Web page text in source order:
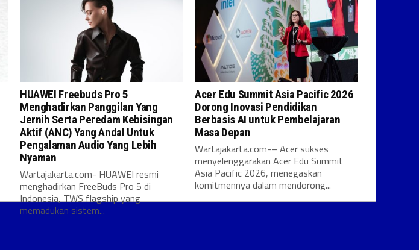
HUAWEI Freebuds Pro 5
Menghadirkan Panggilan Yang
Jernih Serta Peredam Kebisingan
Aktif (ANC) Yang Andal Untuk
Pengalaman Audio Yang Lebih
Nyaman
Wartajakarta.com- HUAWEI resmi
menghadirkan FreeBuds Pro 5 di
Indonesia, TWS flagship yang
memadukan sistem...
Acer Edu Summit Asia Pacific 2026
Dorong Inovasi Pendidikan
Berbasis AI untuk Pembelajaran
Masa Depan
Wartajakarta.com-– Acer sukses
menyelenggarakan Acer Edu Summit
Asia Pacific 2026, menegaskan
komitmennya dalam mendorong...